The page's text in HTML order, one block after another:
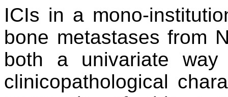
ICIs in a mono-
bone metastases from
both a univariateway
clinicopathological